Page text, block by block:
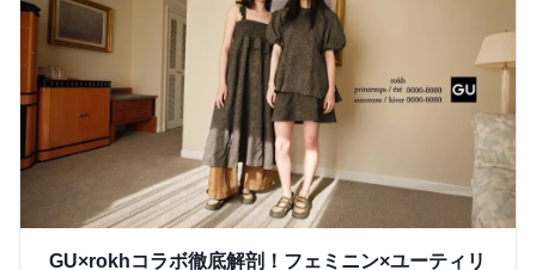
GU×rokhコラボ徹底解剖！フェミニン×ユーティリ